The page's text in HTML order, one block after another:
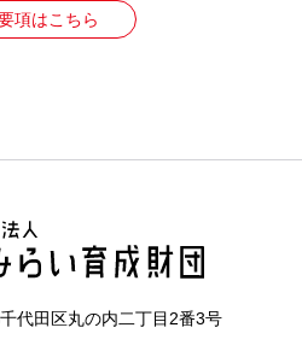
項はこちら
代田区丸の内二丁目2番3号